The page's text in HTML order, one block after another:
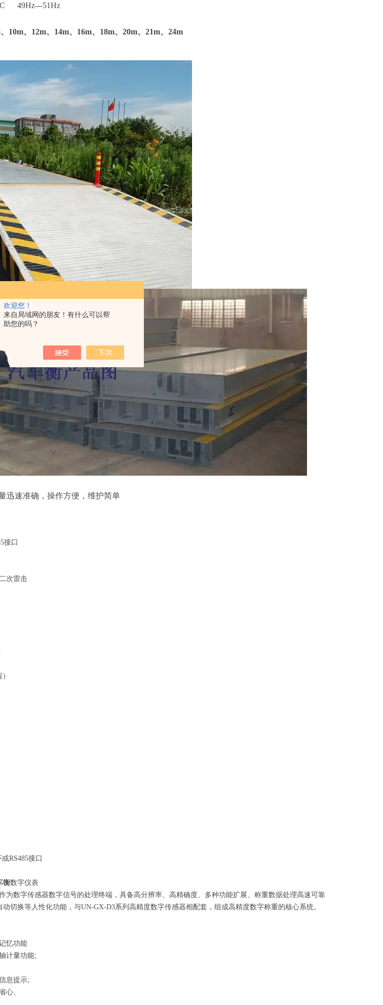
欢迎您！
来自局域网的朋友！有什么可以帮
助您的吗？
49Hz---51Hz
10m、12m、14m、16m、18m、20m、21m、24m
迅速准确，操作方便，维护简单
接口
次雷击
或RS485接口
衡数字仪表
为数字传感器数字信号的处理终端，具备高分辨率、高精确度、多种功能扩展、称重数据处理高速可靠
切换等人性化功能，与UN-GX-D3系列高精度数字传感器相配套，组成高精度数字称重的核心系统。
忆功能
计量功能;
息提示;
心、